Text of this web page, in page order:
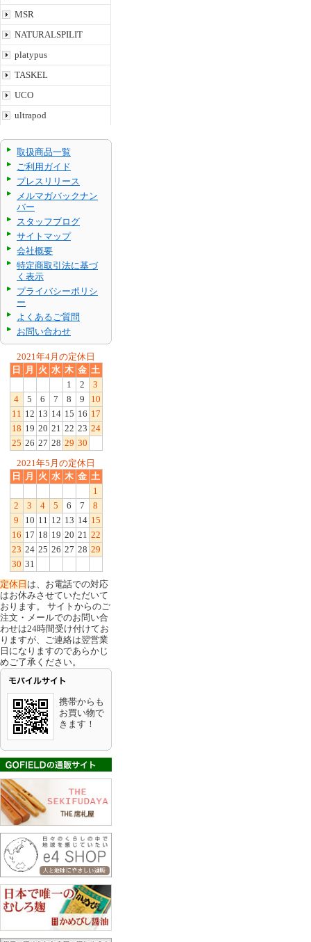
MSR
NATURALSPILIT
platypus
TASKEL
UCO
ultrapod
取扱商品一覧
ご利用ガイド
プレスリリース
メルマガバックナン
バー
スタッフブログ
サイトマップ
会社概要
特定商取引法に基づ
く表示
プライバシーポリシ
ー
よくあるご質問
お問い合わせ
2021年4月の定休日
日
月 火 水 木 金 土
1
2
3
4
5 6 7 8 9
10
11 12 13 14 15 16 17
18 19 20 21 22 23 24
25 26 27 28 29 30
2021年5月の定休日
日
月 火 水 木 金 土
1
2
3 4 5 6 7
8
9
10 11 12 13 14 15
16 17 18 19 20 21 22
23 24 25 26 27 28 29
30 31
定休日 は、お電話での対応
はお休みさせていただいて
おります。 サイトからのご
注文・メールでのお問い合
わせは24時間受け付けてお
りますが、ご連絡は翌営業
日になりますのであらかじ
めご了承ください。
携帯からも
お買い物で
きます！